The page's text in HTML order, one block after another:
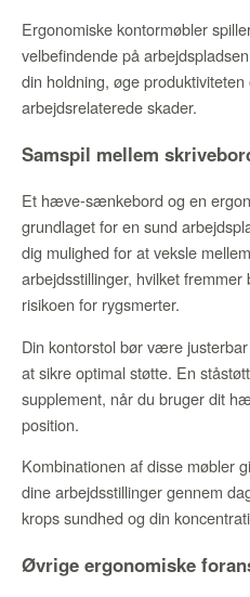
Ergonomiske kontormøbler
velbefindende på
din holdning, øge
arbejdsrelaterede skader.
Samspil mellem
Et hæve-sænkebord og en
grundlaget for en sund
dig mulighed for at veksle
arbejdsstillinger, hvilket
risikoen for rygsmerter.
Din kontorstol bør være
at sikre optimal støtte. En
supplement, når du bruger dit
position.
Kombinationen af disse møbler
dine arbejdsstillinger gennem
krops sundhed og din
Øvrige ergonomiske